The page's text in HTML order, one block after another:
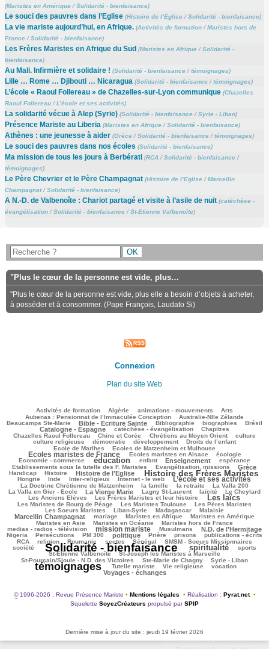
(Maristes en Amérique/Solidarité - bienfaisance)
Le souci des pauvres dans l’Eglise (Histoire de l’Eglise/Solidarité - bienfaisance)
La vie mariste aujourd’hui, en Afrique. (Activités de formation/Maristes hors de
France/Solidarité - bienfaisance)
Les Frères Maristes en Afrique du Sud (Maristes en Afrique/Solidarité -
bienfaisance)
Au Mali. Infirmière et solidaire ! (Solidarité - bienfaisance/témoignages)
Lille … Rome … Djibouti … Nicaragua (Solidarité - bienfaisance/témoignages)
L’école « Raoul Follereau » de Chazelles-sur-Lyon communique (Chazelles
Raoul Follereau/L’école et ses activités)
La solidarité vécue à Alep (Syrie) (Solidarité - bienfaisance/Syrie - Liban)
Présence Mariste au Liberia (Maristes en Afrique/Solidarité - bienfaisance)
Athènes : une jeunesse à aider (Grèce/Solidarité - bienfaisance/témoignages)
Le souci des pauvres dans nos écoles (Solidarité - bienfaisance)
Ma mission de tous les jours à Berbérati (RCA/Solidarité - bienfaisance/
témoignages)
Le Père Chevrier et le Père Champagnat (Histoire de l’Eglise/Marcellin
Champagnat/Solidarité - bienfaisance)
A N.-D. de Valbenoîte : Chariot partagé et visite à l’asile de nuit (catéchèse -
évangélisation/Solidarité - bienfaisance/St-Etienne Valbenoîte)
"Plus le cœur de la personne est vide, plus…
"Plus le cœur de la personne est vide, plus elle a besoin d’objets à acheter,
à posséder et à consommer. (Pape François, Laudato Si)
Connexion
Plan du site Web
Activités de formation Algérie animations - mouvements Arts
Aubenas : Pensionnat de l’Immaculée Conception
54/2429 Australie-Nlle Zélande
73/2429
Beaucamps Ste-Marie
529/2429 Bible - Ecriture Sainte
39/2429 Bibliographie
410/2429 biographies
105/2429 Brésil
695/2429
Catalogne - Espagne catéchèse - évangélisation Chapitres
Chazelles Raoul Follereau
99/2429 Chine et Corée
236/2429 Chrétiens au Moyen Orient
279/2429 culture
30/2429
culture religieuse
démocratie développement Droits de l’enfant
Ecole de Marlhes
Ecoles de Matzenheim et Mulhouse
Ecoles maristes de France
170/2429 Ecoles maristes en Alsace
357/2429 écologie
112/2429
Economie - commerce
1260/2429 éducation
117/2429 enfant
609/2429 Enseignement
180/2429 espérance
65/2429
Etablissements sous la tutelle des F. Maristes
166/2429 Evangélisation, missions
768/2429 Grèce
55/2429
Handicap
196/2429 Histoire
670/2429 Histoire de l’Eglise
1413/2429 Histoire des Frères Maristes
109/2429
Hongrie
29/2429 Inde
72/2429 Inter-religieux
162/2429 Internet - le web
924/2429 L’école et ses activités
38/2429
La Doctrine Chrétienne de Matzenheim
271/2429 la famille
87/2429 la retraite
26/2429 La Valla 200
91/2429
La Valla en Gier - Ecole
630/2429 La Vierge Marie
300/2429 Lagny St-Laurent
273/2429 laïcité
224/2429 Le Cheylard
52/2429
Les Anciens Elèves
122/2429 Les Frères Maristes et leur histoire
1275/2429 Les laïcs
463/2429
Les Maristes de Bourg de Péage
195/2429 Les Maristes Toulouse
468/2429 Les Pères Maristes
393/2429
Les Soeurs Maristes
Liban-Syrie Madagascar Malaisie
Marcellin Champagnat
25/2429 mariage
326/2429 Maristes en Afrique
244/2429 Maristes en Amérique
266/2429
Maristes en Asie
Maristes en Océanie Maristes hors de France
medias - radios - télévision
910/2429 mission mariste
44/2429 Musulmans
637/2429 N.D. de l’Hermitage
51/2429
Nigeria
153/2429 Persécutions
125/2429 PM 300
571/2429 politique
176/2429 Prière
98/2429 prisons
242/2429 publications - écrits
146/2429
RCA
157/2429 religion
44/2429 Roumanie
42/2429 sectes
60/2429 Sénégal
330/2429 SMSM - Soeurs Missionnaires
232/2429
société
2429/2429 Solidarité - bienfaisance
1187/2429 spiritualité
239/2429 sports
146/2429
St-Etienne Valbenoîte
St-Joseph les Maristes à Marseille
St-Pourçain/Sioule - N.D. des Victoires
53/2429 Ste-Marie de Chagny
32/2429 Syrie - Liban
2125/2429
témoignages Tutelle mariste Vie religieuse vocation
Voyages - échanges
©1996-2026 , Revue Présence Mariste • Mentions légales • Réalisation : Pyrat.net •
Squelette SoyezCréateurs propulsé parSPIP
Dernière mise à jour du site : jeudi 19 février 2026